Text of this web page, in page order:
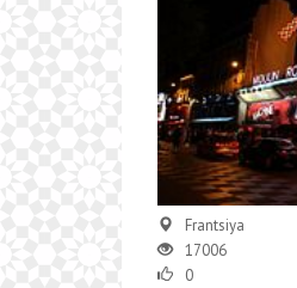
Frantsiya
17006
0